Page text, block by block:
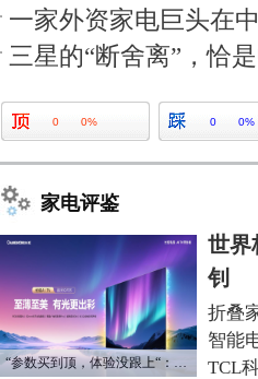
一家外资家电巨头在
三星的“断舍离”，恰
0 0% 0 0%
家电评鉴
“参数买到顶，体验没跟上“：长虹追光Q70S给高端电视打了个样
世界
钊
折叠
智能
TCL